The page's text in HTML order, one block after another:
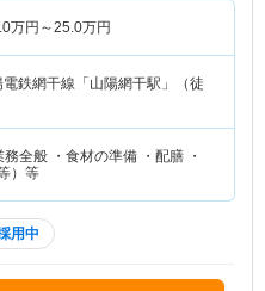
万円～25.0万円
電鉄網干線「山陽網干駅」（徒
全般 ・食材の準備 ・配膳 ・
）等
用中